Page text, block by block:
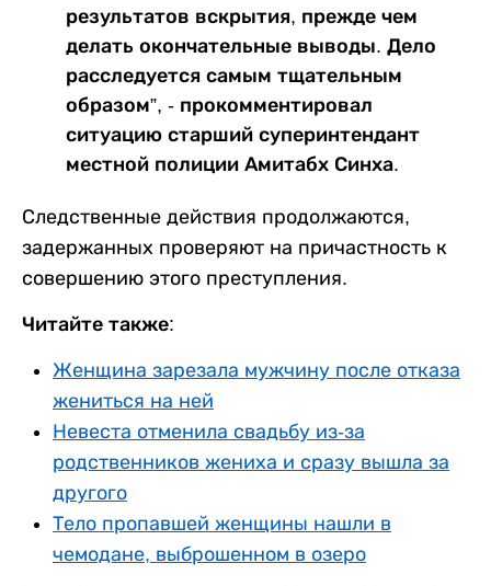
результатов вскрытия, прежде чем
делать окончательные выводы. Дело
расследуется самым тщательным
образом”, - прокомментировал
ситуацию старший суперинтендант
местной полиции Амитабх Синха.
Следственные действия продолжаются,
задержанных проверяют на причастность к
совершению этого преступления.
Читайте также:
Женщина зарезала мужчину после отказа
жениться на ней
Невеста отменила свадьбу из-за
родственников жениха и сразу вышла за
другого
Тело пропавшей женщины нашли в
чемодане, выброшенном в озеро